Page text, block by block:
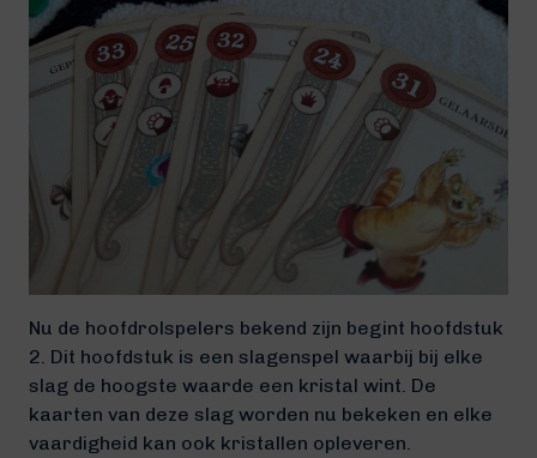
Nu de hoofdrolspelers bekend zijn begint hoofdstuk
2. Dit hoofdstuk is een slagenspel waarbij bij elke
slag de hoogste waarde een kristal wint. De
kaarten van deze slag worden nu bekeken en elke
vaardigheid kan ook kristallen opleveren.